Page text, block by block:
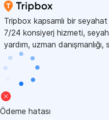
Tripbox kapsamlı bir seyahat
7/24 konsiyerj hizmeti,
yardım, uzman
Ödeme hatası